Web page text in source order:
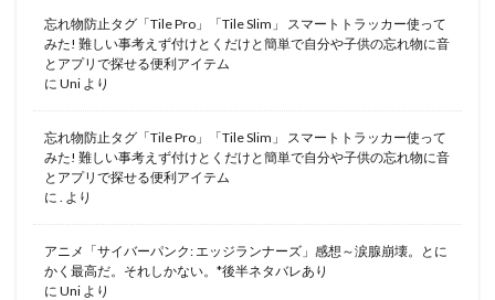
忘れ物防止タグ「Tile Pro」「Tile Slim」 スマートトラッカー使って
みた! 難しい事考えず付けとくだけと簡単で自分や子供の忘れ物に音
とアプリで探せる便利アイテム
に Uni より
忘れ物防止タグ「Tile Pro」「Tile Slim」 スマートトラッカー使って
みた! 難しい事考えず付けとくだけと簡単で自分や子供の忘れ物に音
とアプリで探せる便利アイテム
に
より
アニメ「サイバーパンク: エッジランナーズ」感想～涙腺崩壊。とに
かく最高だ。それしかない。*後半ネタバレあり
に Uni より